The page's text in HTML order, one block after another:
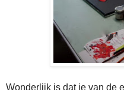
Wonderlijk is dat je van de